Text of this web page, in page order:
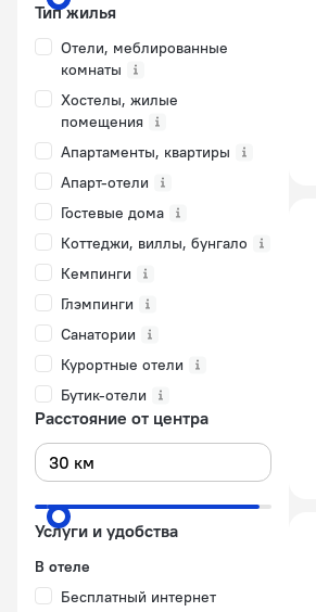
Тип жилья
Отели, меблированные
комнаты
Хостелы, жилые
помещения
Апартаменты, квартиры
Апарт-отели
Гостевые дома
Коттеджи, виллы, бунгало
Кемпинги
Глэмпинги
Санатории
Курортные отели
Бутик-отели
Расстояние от центра
Услуги и удобства
В отеле
Бесплатный интернет